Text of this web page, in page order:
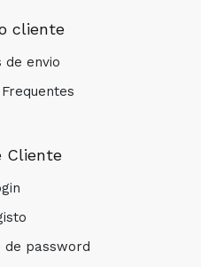
cliente
de envio
Cliente
de password